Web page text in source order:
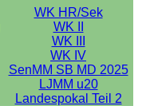
WK HR/Sek
WK II
WK III
WK IV
SenMM SB MD 2025
LJMM u20
Landespokal Teil 2